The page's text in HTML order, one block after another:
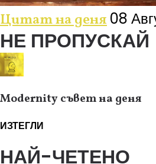
Цитат на деня08
НЕ ПРОПУСКАЙ
Modernity съвет на деня
ИЗТЕГЛИ
НАЙ-ЧЕТЕНО